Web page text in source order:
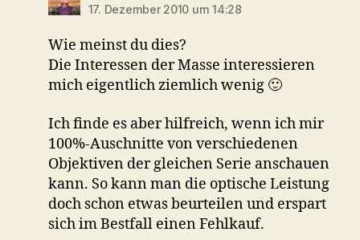
17. Dezember 2010 um 14:28
Wie meinst du dies?
Die Interessen der Masse interessieren
mich eigentlich ziemlich wenig 🙂
Ich finde es aber hilfreich, wenn ich mir
100%-Auschnitte von verschiedenen
Objektiven der gleichen Serie anschauen
kann. So kann man die optische Leistung
doch schon etwas beurteilen und erspart
sich im Bestfall einen Fehlkauf.